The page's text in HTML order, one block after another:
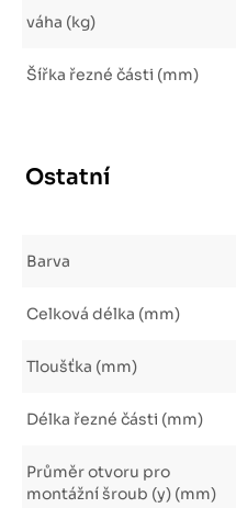
váha (kg)
Šířka řezné části (mm)
Ostatní
Barva
Celková délka (mm)
Tloušťka (mm)
Délka řezné části (mm)
Průměr otvoru pro
montážní šroub (y) (mm)